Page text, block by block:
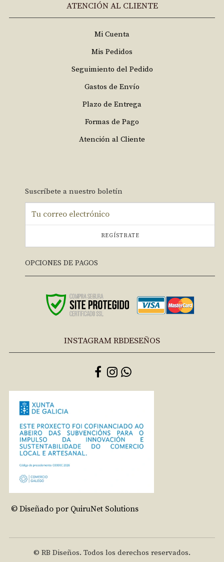
ATENCIÓN AL CLIENTE
Mi Cuenta
Mis Pedidos
Seguimiento del Pedido
Gastos de Envío
Plazo de Entrega
Formas de Pago
Atención al Cliente
Suscríbete a nuestro boletín
REGÍSTRATE
OPCIONES DE PAGOS
INSTAGRAM RBDESEÑOS
© Diseñado por QuiruNet Solutions
© RB Diseños. Todos los derechos reservados.